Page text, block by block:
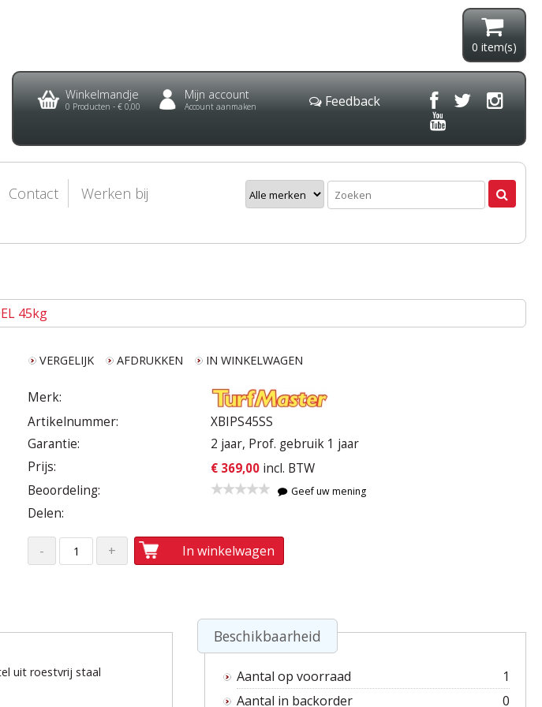
0 item(s)
Winkelmandje
0 Producten - € 0,00
Mijn account
Account aanmaken Feedback
Contact
Werken bij
45kg
VERGELIJK AFDRUKKEN IN WINKELWAGEN
Merk:
Artikelnummer:
XBIPS45SS
Garantie:
2 jaar, Prof. gebruik 1 jaar
Prijs:
€ 369,00 incl. BTW
Beoordeling:
Geef uw mening
Delen:
In winkelwagen
uit roestvrij staal
Beschikbaarheid
Aantal op voorraad
1
Aantal in backorder
0